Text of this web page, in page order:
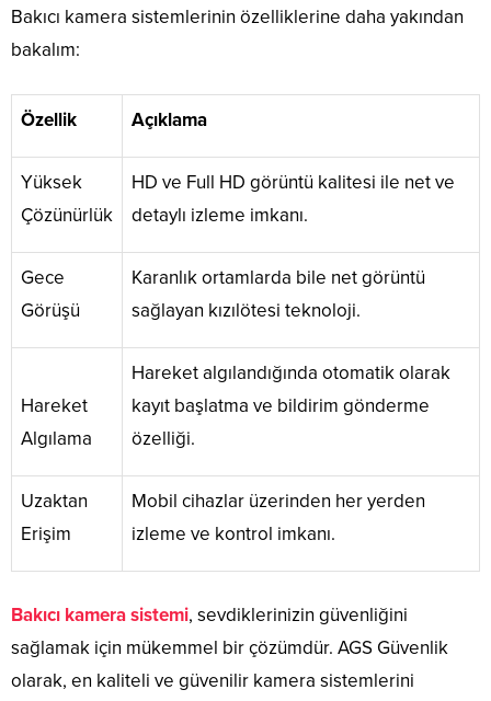
Bakıcı kamera sistemlerinin özelliklerine daha yakından
bakalım:
Özellik Açıklama
Yüksek
Çözünürlük
HD ve Full HD görüntü kalitesi ile net ve
detaylı izleme imkanı.
Gece
Görüşü
Karanlık ortamlarda bile net görüntü
sağlayan kızılötesi teknoloji.
Hareket
Algılama
Hareket algılandığında otomatik olarak
kayıt başlatma ve bildirim gönderme
özelliği.
Uzaktan
Erişim
Mobil cihazlar üzerinden her yerden
izleme ve kontrol imkanı.
Bakıcı kamera sistemi, sevdiklerinizin güvenliğini
sağlamak için mükemmel bir çözümdür. AGS Güvenlik
olarak, en kaliteli ve güvenilir kamera sistemlerini